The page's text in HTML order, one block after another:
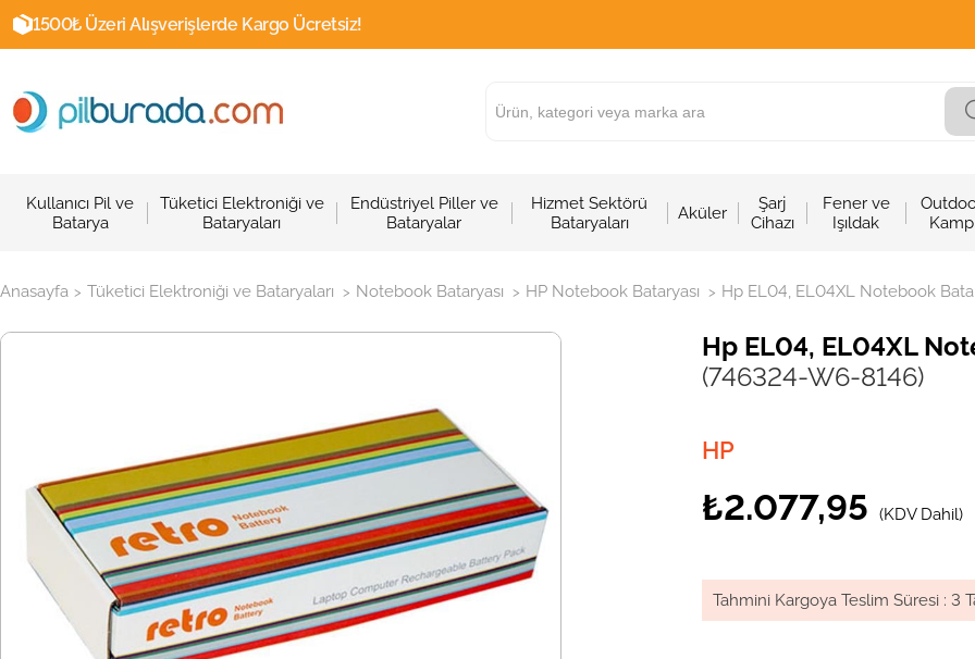
1500₺ Üzeri Alışverişlerde Kargo Ücretsiz!
Kullanıcı Pil ve
Batarya
Tüketici Elektroniği ve
Bataryaları
Endüstriyel Piller ve
Bataryalar
Hizmet Sektörü
Bataryaları
Aküler
Şarj
Cihazı
Fener ve
Işıldak
Kamp
Anasayfa > Tüketici Elektroniği ve Bataryaları > Notebook Bataryası > HP Notebook Bataryası > Hp EL04, EL04XL Notebook
Hp EL04, EL04XL
(746324-W6-8146)
HP
₺2.077,95 (KDV Dahil)
Tahmini Kargoya Teslim Süresi : 3